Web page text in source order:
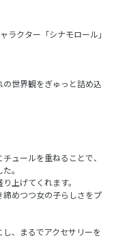
ラクター「シナモロール」
世界観をぎゅっと詰め込
ュールを重ねることで、
。
上げてくれます。
めつつ女の子らしさをプ
、まるでアクセサリーを